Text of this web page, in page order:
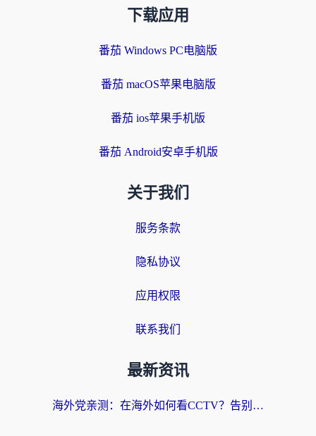
下载应用
番茄 Windows PC电脑版
番茄 macOS苹果电脑版
番茄 ios苹果手机版
番茄 Android安卓手机版
关于我们
服务条款
隐私协议
应用权限
联系我们
最新资讯
海外党亲测：在海外如何看CCTV？告别“仅限大陆播放”的实用指南